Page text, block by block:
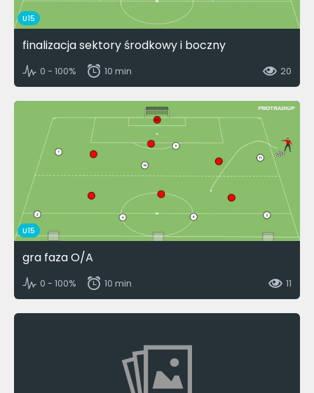
U15
finalizacja sektory środkowy i boczny
0 - 100% 10 min 20
U15
gra faza O/A
0 - 100% 10 min 11